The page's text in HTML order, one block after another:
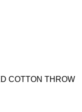
COTTON THROW